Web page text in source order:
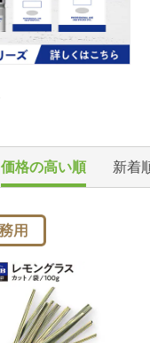
価格の高い順 新着